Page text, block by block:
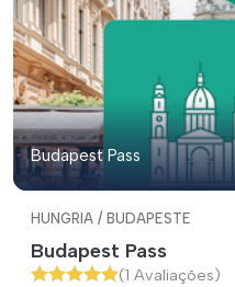
Budapest Pass
HUNGRIA / BUDAPESTE
Budapest Pass
(1 Avaliações)